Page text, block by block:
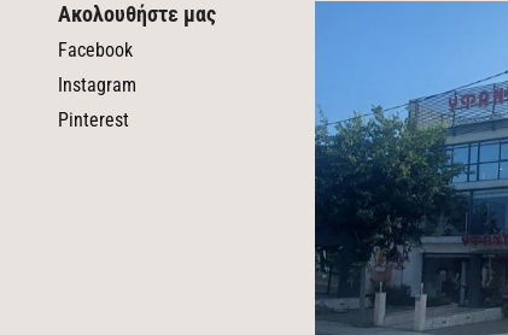
Ακολουθήστε μας
Facebook
Instagram
Pinterest